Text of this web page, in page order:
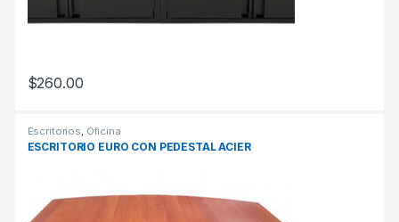
$260.00
Escritorios Oficina
ESCRITORIO EURO CON PEDESTAL ACIER